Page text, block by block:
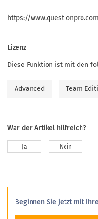
https://
Lizenz
Diese Funktion ist mit den
Advanced Team
War der Artikel hilfreich?
Ja Nein
Beginnen Sie jetzt mit